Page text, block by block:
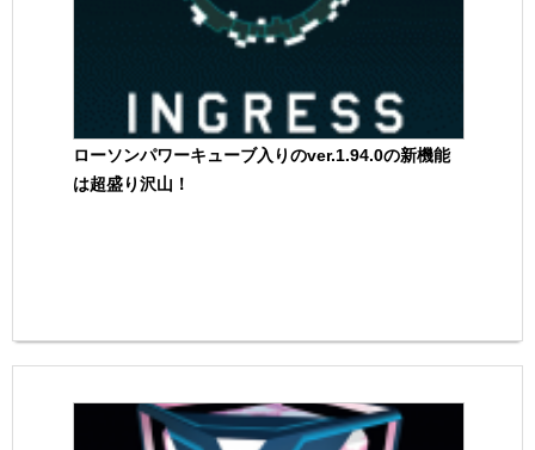
ローソンパワーキューブ入りのver.1.94.0の新機能
は超盛り沢山！